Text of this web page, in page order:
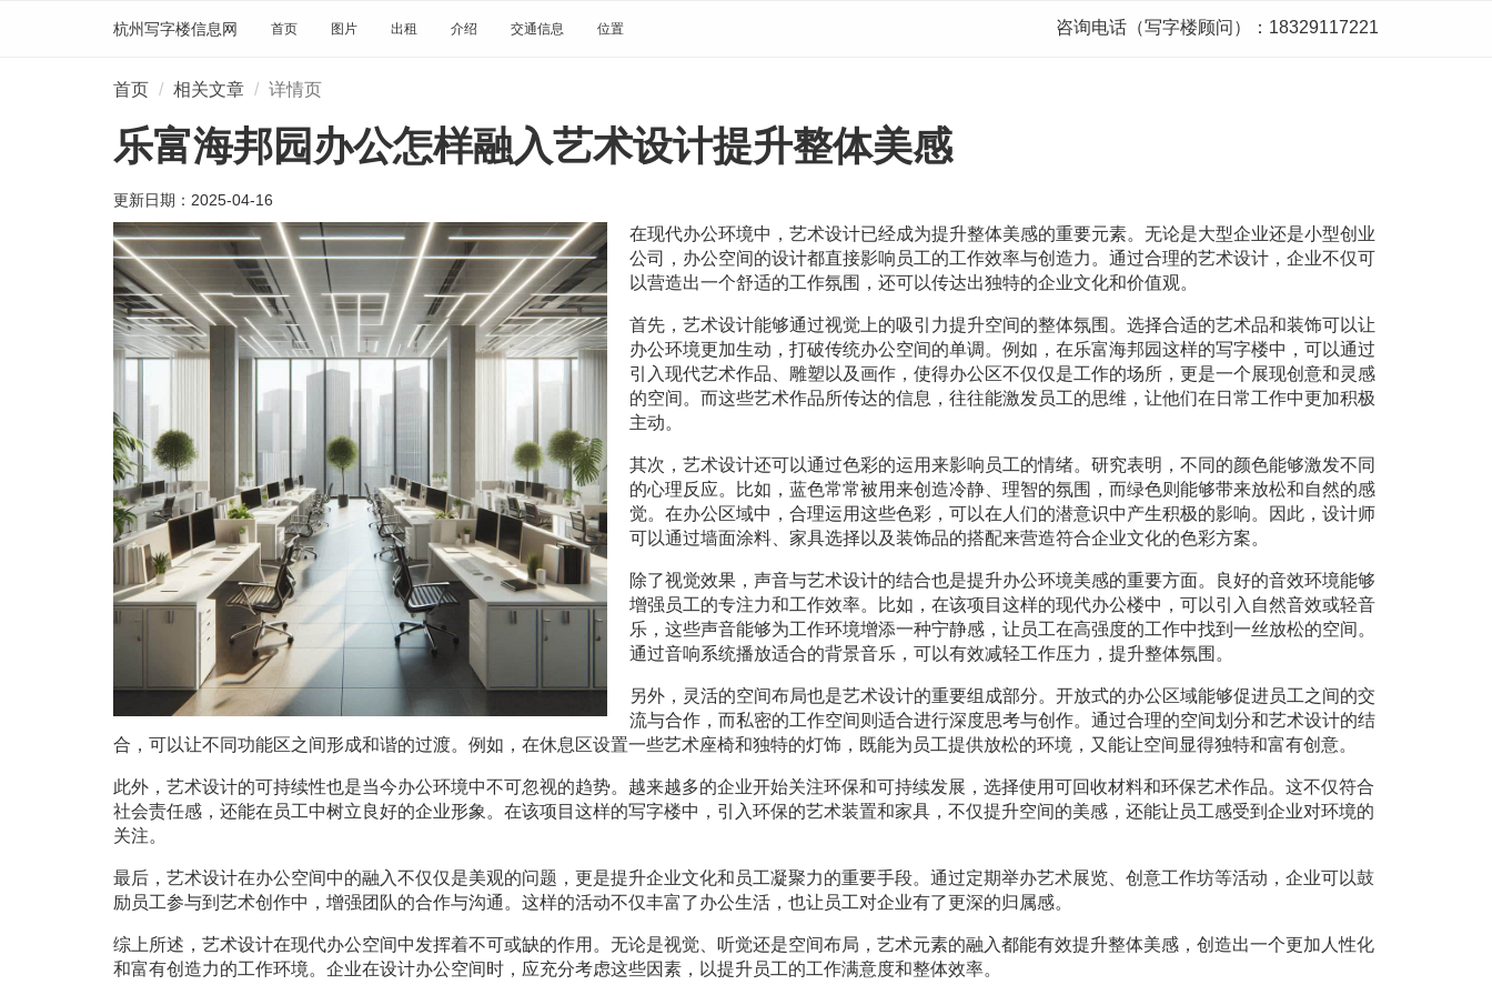
杭州写字楼信息网 首页 图片 出租 介绍 交通信息 位置 咨询电话（写字楼顾问）：18329117221
首页 相关文章 详情页
乐富海邦园办公怎样融入艺术设计提升整体美感
更新日期： 2025-04-16
在现代办公环境中，艺术设计已经成为提升整体美感的重要元素。无论是大型企业还是小型创业
公司，办公空间的设计都直接影响员工的工作效率与创造力。通过合理的艺术设计，企业不仅可
以营造出一个舒适的工作氛围，还可以传达出独特的企业文化和价值观。
首先，艺术设计能够通过视觉上的吸引力提升空间的整体氛围。选择合适的艺术品和装饰可以让
办公环境更加生动，打破传统办公空间的单调。例如，在乐富海邦园这样的写字楼中，可以通过
引入现代艺术作品、雕塑以及画作，使得办公区不仅仅是工作的场所，更是一个展现创意和灵感
的空间。而这些艺术作品所传达的信息，往往能激发员工的思维，让他们在日常工作中更加积极
主动。
其次，艺术设计还可以通过色彩的运用来影响员工的情绪。研究表明，不同的颜色能够激发不同
的心理反应。比如，蓝色常常被用来创造冷静、理智的氛围，而绿色则能够带来放松和自然的感
觉。在办公区域中，合理运用这些色彩，可以在人们的潜意识中产生积极的影响。因此，设计师
可以通过墙面涂料、家具选择以及装饰品的搭配来营造符合企业文化的色彩方案。
除了视觉效果，声音与艺术设计的结合也是提升办公环境美感的重要方面。良好的音效环境能够
增强员工的专注力和工作效率。比如，在该项目这样的现代办公楼中，可以引入自然音效或轻音
乐，这些声音能够为工作环境增添一种宁静感，让员工在高强度的工作中找到一丝放松的空间。
通过音响系统播放适合的背景音乐，可以有效减轻工作压力，提升整体氛围。
另外，灵活的空间布局也是艺术设计的重要组成部分。开放式的办公区域能够促进员工之间的交
流与合作，而私密的工作空间则适合进行深度思考与创作。通过合理的空间划分和艺术设计的结
合，可以让不同功能区之间形成和谐的过渡。例如，在休息区设置一些艺术座椅和独特的灯饰，既能为员工提供放松的环境，又能让空间显得独特和富有创意。
此外，艺术设计的可持续性也是当今办公环境中不可忽视的趋势。越来越多的企业开始关注环保和可持续发展，选择使用可回收材料和环保艺术作品。这不仅符合
社会责任感，还能在员工中树立良好的企业形象。在该项目这样的写字楼中，引入环保的艺术装置和家具，不仅提升空间的美感，还能让员工感受到企业对环境的
关注。
最后，艺术设计在办公空间中的融入不仅仅是美观的问题，更是提升企业文化和员工凝聚力的重要手段。通过定期举办艺术展览、创意工作坊等活动，企业可以鼓
励员工参与到艺术创作中，增强团队的合作与沟通。这样的活动不仅丰富了办公生活，也让员工对企业有了更深的归属感。
综上所述，艺术设计在现代办公空间中发挥着不可或缺的作用。无论是视觉、听觉还是空间布局，艺术元素的融入都能有效提升整体美感，创造出一个更加人性化
和富有创造力的工作环境。企业在设计办公空间时，应充分考虑这些因素，以提升员工的工作满意度和整体效率。